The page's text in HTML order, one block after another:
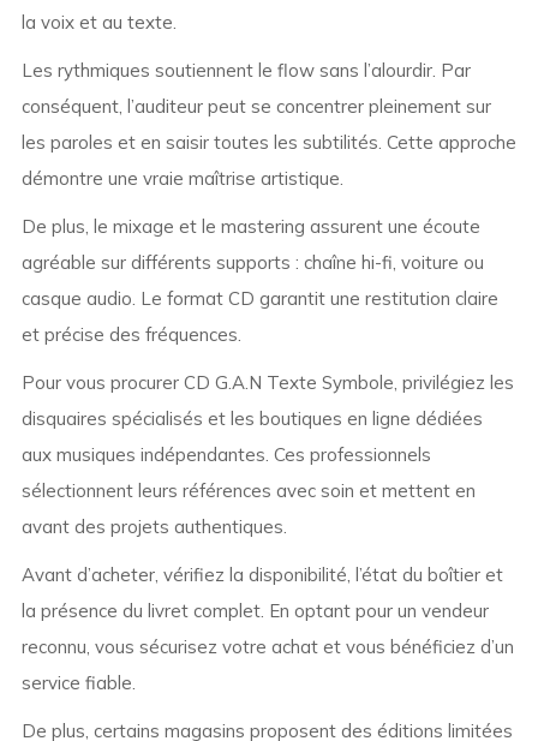
la voix et au texte.
Les rythmiques soutiennent le flow sans l’alourdir. Par
conséquent, l’auditeur peut se concentrer pleinement sur
les paroles et en saisir toutes les subtilités. Cette approche
démontre une vraie maîtrise artistique.
De plus, le mixage et le mastering assurent une écoute
agréable sur différents supports : chaîne hi-fi, voiture ou
casque audio. Le format CD garantit une restitution claire
et précise des fréquences.
Pour vous procurer CD G.A.N Texte Symbole, privilégiez les
disquaires spécialisés et les boutiques en ligne dédiées
aux musiques indépendantes. Ces professionnels
sélectionnent leurs références avec soin et mettent en
avant des projets authentiques.
Avant d’acheter, vérifiez la disponibilité, l’état du boîtier et
la présence du livret complet. En optant pour un vendeur
reconnu, vous sécurisez votre achat et vous bénéficiez d’un
service fiable.
De plus, certains magasins proposent des éditions limitées